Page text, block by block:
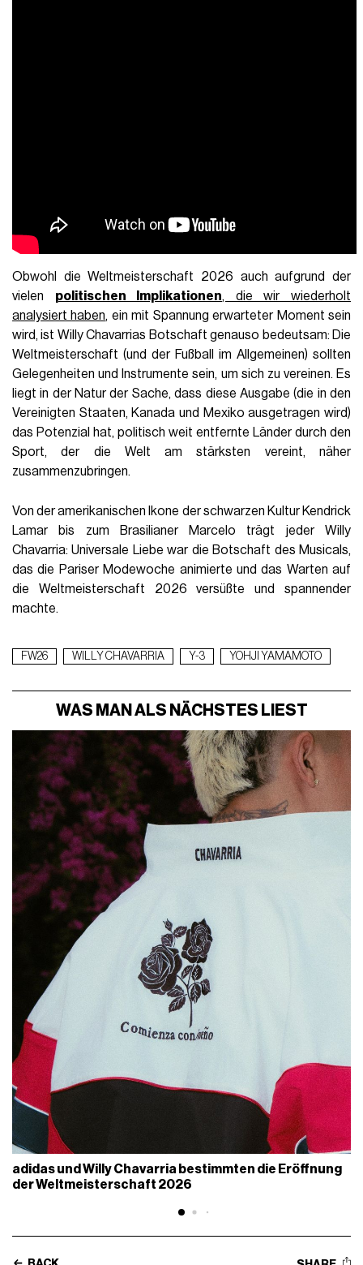
Obwohl die Weltmeisterschaft 2026 auch aufgrund der
vielen politischen Implikationen, die wir wiederholt
analysiert haben, ein mit Spannung erwarteter Moment sein
wird, ist Willy Chavarrias Botschaft genauso bedeutsam: Die
Weltmeisterschaft (und der Fußball im Allgemeinen) sollten
Gelegenheiten und Instrumente sein, um sich zu vereinen. Es
liegt in der Natur der Sache, dass diese Ausgabe (die in den
Vereinigten Staaten, Kanada und Mexiko ausgetragen wird)
das Potenzial hat, politisch weit entfernte Länder durch den
Sport, der die Welt am stärksten vereint, näher
zusammenzubringen.
Von der amerikanischen Ikone der schwarzen Kultur Kendrick
Lamar bis zum Brasilianer Marcelo trägt jeder Willy
Chavarria: Universale Liebe war die Botschaft des Musicals,
das die Pariser Modewoche animierte und das Warten auf
die Weltmeisterschaft 2026 versüßte und spannender
machte.
FW26 WILLY CHAVARRIA Y-3 YOHJI YAMAMOTO
WAS MAN ALS NÄCHSTES LIEST
adidas und Willy Chavarria bestimmten die Eröffnung
der Weltmeisterschaft 2026